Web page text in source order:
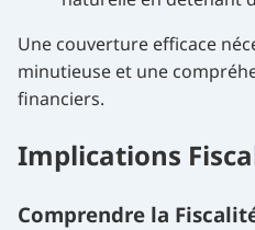
Une couverture efficace
minutieuse et une
financiers.
Implications
Comprendre la